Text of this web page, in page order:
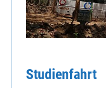
Studienfahrt